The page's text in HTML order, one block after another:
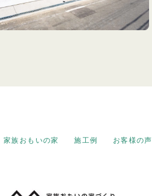
家族おもいの家 施工例 お客様の声